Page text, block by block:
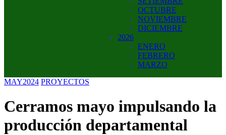
OCTUBRE
NOVIEMBRE
DICIEMBRE
2026
ENERO
FEBRERO
MARZO
MAY2024 PROYECTOS
Cerramos mayo impulsando la
producción departamental